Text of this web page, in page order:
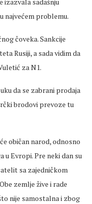
izazvala sadašnju
najvećem problemu.
čoveka. Sankcije
Rusiji, a sada vidim da
za N1.
da se zabrani prodaja
brodovi prevoze tu
običan narod, odnosno
u Evropi. Pre neki dan su
sa zajedničkom
zemlje žive i rade
nije samostalna i zbog